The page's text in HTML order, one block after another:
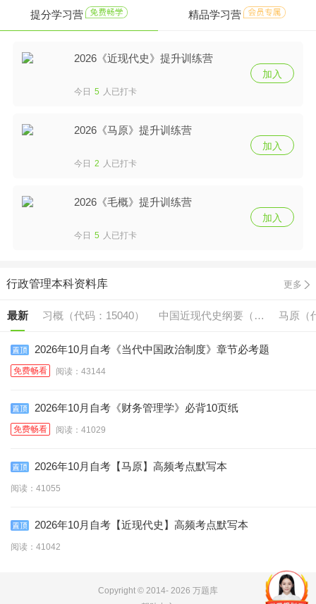
提分学习营 精品学习营
2026《近现代史》提升训练营
今日 5 人已打卡
加入
2026《马原》提升训练营
今日 2 人已打卡
加入
2026《毛概》提升训练营
今日 5 人已打卡
加入
行政管理本科资料库 更多
最新 习概（代码：15040） 中国近现代史纲要（代
码:15043）
马原（
2026年10月自考《当代中国政治制度》章节必考题
免费畅看 阅读：43144
2026年10月自考《财务管理学》必背10页纸
免费畅看 阅读：41029
2026年10月自考【马原】高频考点默写本
阅读：41055
2026年10月自考【近现代史】高频考点默写本
阅读：41042
Copyright © 2014- 2026 万题库